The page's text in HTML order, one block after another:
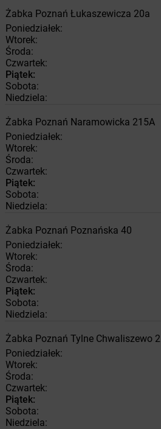
Żabka Poznań Łukaszewicza 20a
Poniedziałek:
Wtorek:
Środa:
Czwartek:
Piątek:
Sobota:
Niedziela:
Żabka Poznań Naramowicka 215A
Poniedziałek:
Wtorek:
Środa:
Czwartek:
Piątek:
Sobota:
Niedziela:
Żabka Poznań Poznańska 40
Poniedziałek:
Wtorek:
Środa:
Czwartek:
Piątek:
Sobota:
Niedziela:
Żabka Poznań Tylne Chwaliszewo 2
Poniedziałek:
Wtorek:
Środa:
Czwartek:
Piątek:
Sobota:
Niedziela: